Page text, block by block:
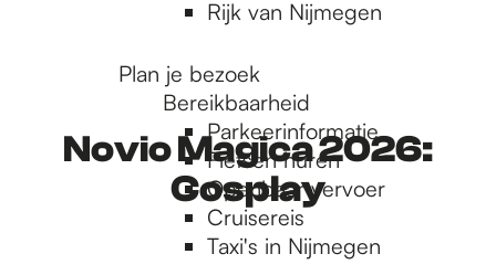
Rijk van Nijmegen
Plan je bezoek
Bereikbaarheid
Parkeerinformatie
Fietsen huren
Openbaar vervoer
Cruisereis
Taxi's in Nijmegen
Novio Magica 2026:
Cosplay